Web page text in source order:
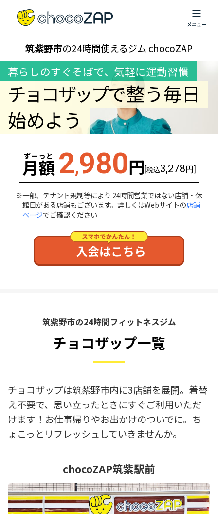
筑紫野市の24時間使えるジム chocoZAP
暮らしのすぐそばで、 気軽に運動習慣
チョコザップで整う毎日
始めよう
ずーっと
月額 2,980円[税込3,278円]
一部、テナント規制等により 24時間営業ではない店舗・休
館日がある店舗もございます。詳しくはWebサイトの店舗
ページでご確認ください
筑紫野市の24時間フィットネスジム
チョコザップ一覧
チョコザップは筑紫野市内に3店舗を展開。着替
え不要で、思い立ったときにすぐご利用いただ
けます！お仕事帰りやお出かけのついでに。ち
ょこっとリフレッシュしていきませんか。
chocoZAP筑紫駅前